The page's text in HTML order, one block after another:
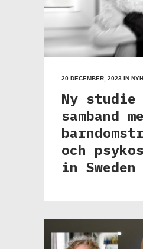
20 DECEMBER, 2023 IN
Ny
samband
och
in Sweden